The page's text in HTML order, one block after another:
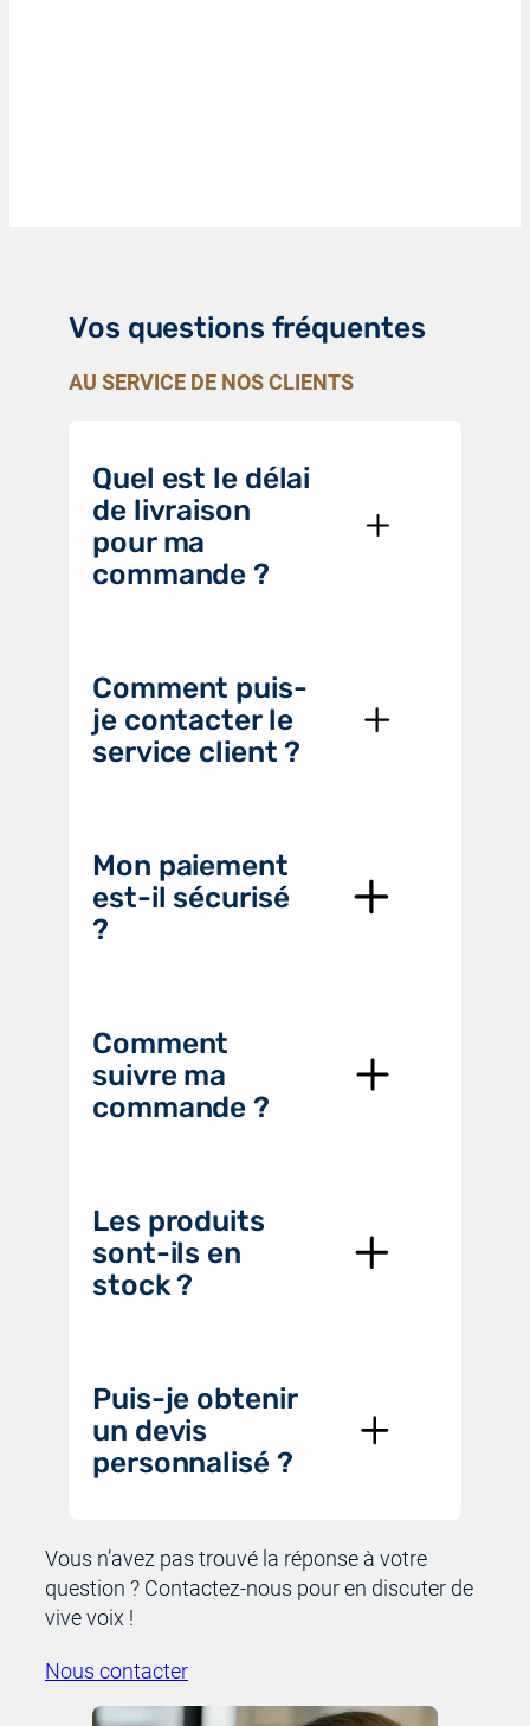
Vos questions fréquentes
AU SERVICE DE NOS CLIENTS
Quel est le délai
de livraison
pour ma
commande ?
Comment puis-
je contacter le
service client ?
Mon paiement
est-il sécurisé
?
Comment
suivre ma
commande ?
Les produits
sont-ils en
stock ?
Puis-je obtenir
un devis
personnalisé ?
Vous n’avez pas trouvé la réponse à votre
question ? Contactez-nous pour en discuter de
vive voix !
Nous contacter